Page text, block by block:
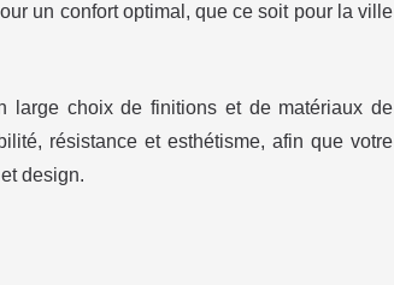
un confort optimal, que ce soit pour la ville
large choix de finitions et de matériaux de
résistance et esthétisme, afin que votre
design.